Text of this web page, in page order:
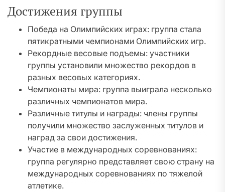
Достижения группы
Победа на Олимпийских играх: группа стала
пятикратными чемпионами Олимпийских игр.
Рекордные весовые подъемы: участники
группы установили множество рекордов в
разных весовых категориях.
Чемпионаты мира: группа выиграла несколько
различных чемпионатов мира.
Различные титулы и награды: члены группы
получили множество заслуженных титулов и
наград за свои достижения.
Участие в международных соревнованиях:
группа регулярно представляет свою страну на
международных соревнованиях по тяжелой
атлетике.